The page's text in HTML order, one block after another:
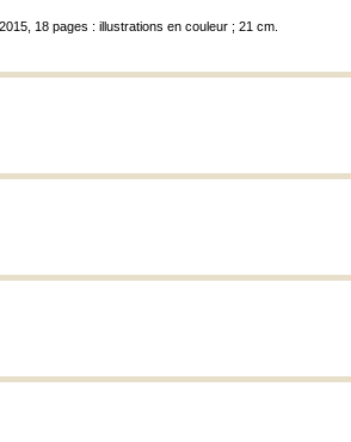
18 pages : illustrations en couleur ; 21 cm.